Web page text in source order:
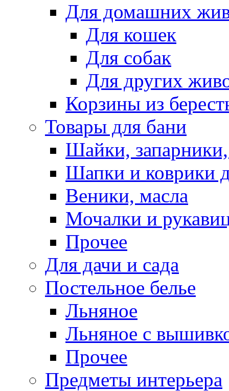
Для домашних
Для кошек
Для собак
Для других
Корзины из
Товары для бани
Шайки,
Шапки и коврики
Веники, масла
Мочалки и
Прочее
Для дачи и сада
Постельное белье
Льняное
Льняное с
Прочее
Предметы интерьера